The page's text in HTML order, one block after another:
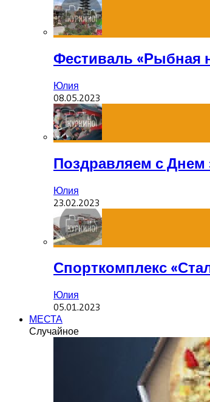
Фестиваль «Рыбная
Юлия
08.05.2023
Поздравляем с Днем
Юлия
23.02.2023
Спорткомплекс
Юлия
05.01.2023
МЕСТА
Случайное